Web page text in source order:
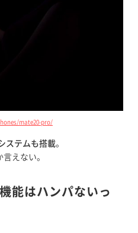
mate20-pro/
ステムも搭載。
えない。
能はハンパないっ